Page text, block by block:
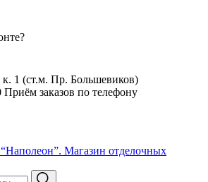
?
к. 1 (ст.м. Пр. Большевиков)
заказов по телефону